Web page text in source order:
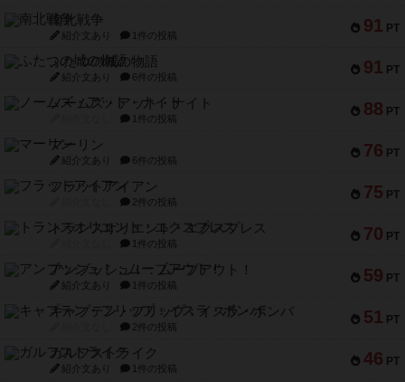
91 PT
南北戦争
紹介文あり 1件の投稿
91 PT
ふたつの城の物語
紹介文あり 6件の投稿
88 PT
ノームズ・アット・ナイト
1件の投稿
76 PT
マーリン
紹介文あり 6件の投稿
75 PT
フラットアイアン
2件の投稿
70 PT
トランスオリエント・エクスプレス
1件の投稿
59 PT
アンブッシュ！：ムーブアウト！
紹介文あり 1件の投稿
51 PT
キャプテン・フリップ：イスラ・ボンバ
2件の投稿
46 PT
ガルフストライク
紹介文あり 1件の投稿